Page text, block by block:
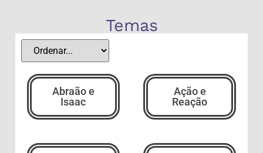
Temas
Abraão e
Isaac
Ação e
Reação